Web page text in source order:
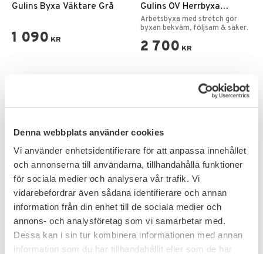
Denna webbplats använder cookies
Vi använder enhetsidentifierare för att anpassa innehållet
och annonserna till användarna, tillhandahålla funktioner
för sociala medier och analysera vår trafik. Vi
vidarebefordrar även sådana identifierare och annan
information från din enhet till de sociala medier och
annons- och analysföretag som vi samarbetar med.
Dessa kan i sin tur kombinera informationen med annan
information som du har tillhandahållit eller som de har
Gulins Byxa Väktare Grå
1 090 KR
Gulins OV Herrbyxa
Stretch
Arbetsbyxa med stretch gör
byxan bekväm, följsam & säker.
2 700 KR
Lägg till i favoriter Lägg till i favoriter